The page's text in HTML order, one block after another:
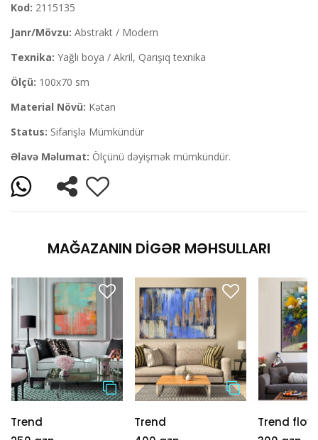
Kod: 2115135
Janr/Mövzu: Abstrakt / Modern
Texnika: Yağlı boya / Akril, Qarışıq texnika
Ölçü: 100x70 sm
Material Növü: Kətan
Status: Sifarişlə Mümkündür
Əlavə Məlumat: Ölçünü dəyişmək mümkündür.
MAĞAZANIN DIGƏR MƏHSULLARI
Trend
Trend
Trend